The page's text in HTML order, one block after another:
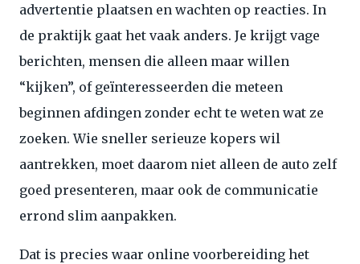
advertentie plaatsen en wachten op reacties. In
de praktijk gaat het vaak anders. Je krijgt vage
berichten, mensen die alleen maar willen
“kijken”, of geïnteresseerden die meteen
beginnen afdingen zonder echt te weten wat ze
zoeken. Wie sneller serieuze kopers wil
aantrekken, moet daarom niet alleen de auto zelf
goed presenteren, maar ook de communicatie
errond slim aanpakken.
Dat is precies waar online voorbereiding het